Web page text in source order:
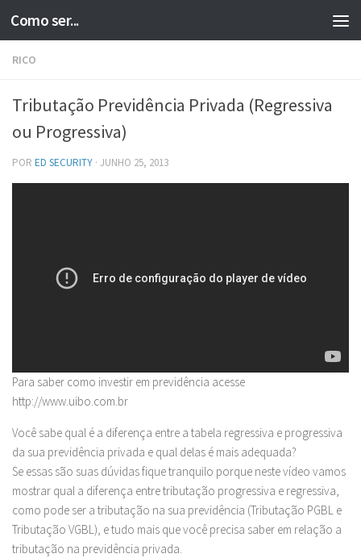
Skip to content
Como ser...
RICO
Tributação Previdência Privada (Regressiva
ou Progressiva)
POR ED SECURITY · JUNHO 25, 2013
Para saber como investir em previdência acesse
http://www.uibo.com.br
Você sabe qual é a diferença entre a tabela regressiva e progressiva
da sua previdência privada e qual delas é mais adequada?
Se essas são suas dúvidas fique tranquilo porque neste vídeo vamos
mostrar qual a diferença entre tributação progressiva e regressiva,
como pode ser a tributação na sua previdência (Tributação PGBL e
Tributação VGBL), e tudo mais que você precisa saber em relação a
tributação na previdência privada.